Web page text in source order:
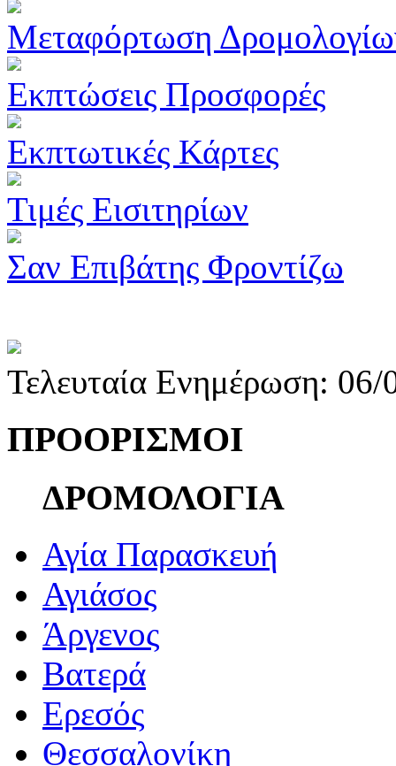
Μεταφόρτωση
Εκπτώσεις Προσφορές
Εκπτωτικές Κάρτες
Τιμές Εισιτηρίων
Σαν Επιβάτης Φροντίζω
Τελευταία Ενημέρωση:
ΠΡΟΟΡΙΣΜΟΙ
ΔΡΟΜΟΛΟΓΙΑ
Αγία Παρασκευή
Αγιάσος
Άργενος
Βατερά
Ερεσός
Θεσσαλονίκη